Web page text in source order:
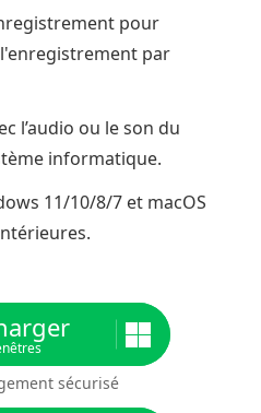
pour
par
l’audio ou le son du
informatique.
11/10/8/7 et macOS
sécurisé